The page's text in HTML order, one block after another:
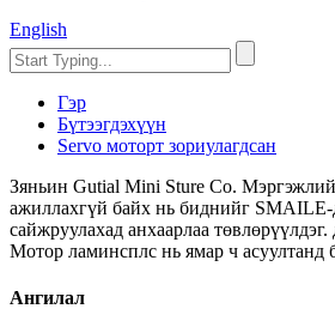
English
Гэр
Бүтээгдэхүүн
Servo моторт зориулагдсан
Зяньин Gutial Mini Sture Co.
ажиллахгүй байх нь биднийг SMAILE-
сайжруулахад анхаарлаа
Мотор ламинсплс нь ямар ч асуултанд
Ангилал